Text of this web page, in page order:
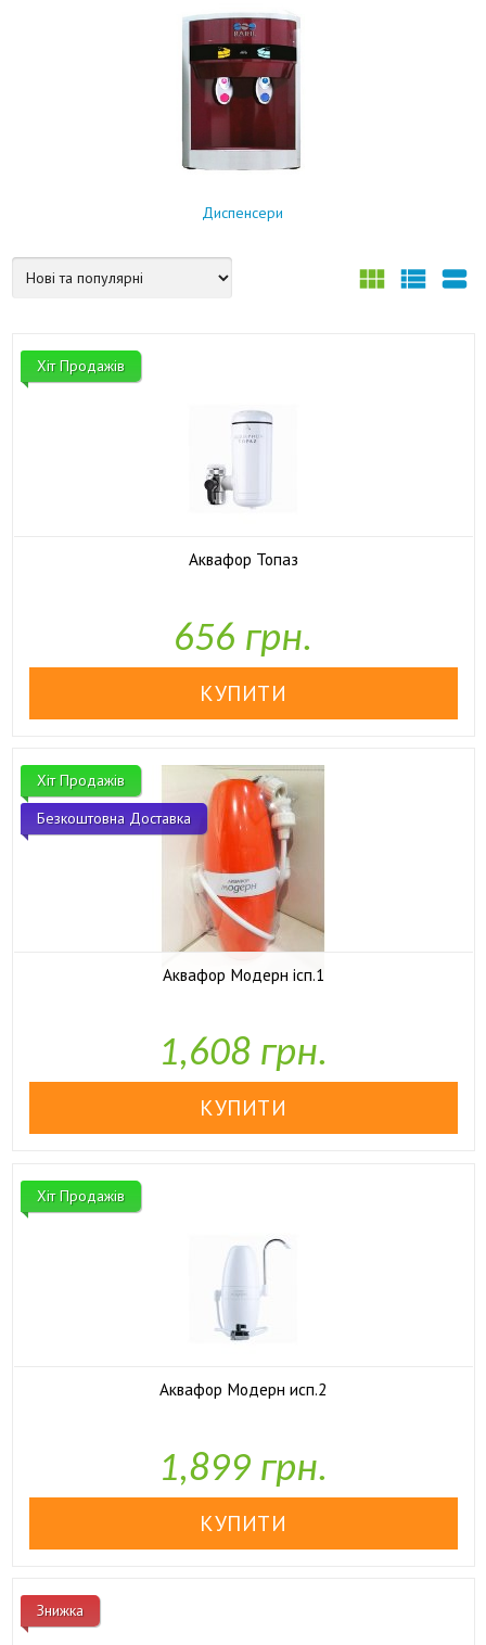
Диспенсери
  
Хіт Продажів
Аквафор Топаз
656 грн.
Хіт Продажів
Безкоштовна Доставка
Аквафор Модерн ісп.1
1,608 грн.
Хіт Продажів
Аквафор Модерн исп.2
1,899 грн.
Знижка